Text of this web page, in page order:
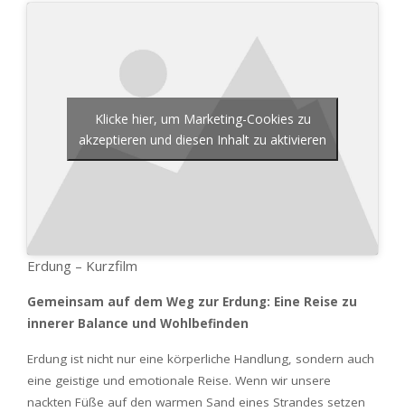
Klicke hier, um Marketing-Cookies zu
akzeptieren und diesen Inhalt zu aktivieren
Erdung – Kurzfilm
Gemeinsam auf dem Weg zur Erdung: Eine Reise zu
innerer Balance und Wohlbefinden
Erdung ist nicht nur eine körperliche Handlung, sondern auch
eine geistige und emotionale Reise. Wenn wir unsere
nackten Füße auf den warmen Sand eines Strandes setzen